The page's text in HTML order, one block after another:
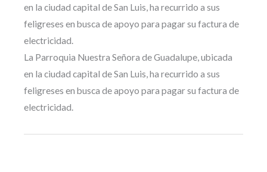
en la ciudad capital de San Luis, ha recurrido a sus
feligreses en busca de apoyo para pagar su factura de
electricidad.
La Parroquia Nuestra Señora de Guadalupe, ubicada
en la ciudad capital de San Luis, ha recurrido a sus
feligreses en busca de apoyo para pagar su factura de
electricidad.